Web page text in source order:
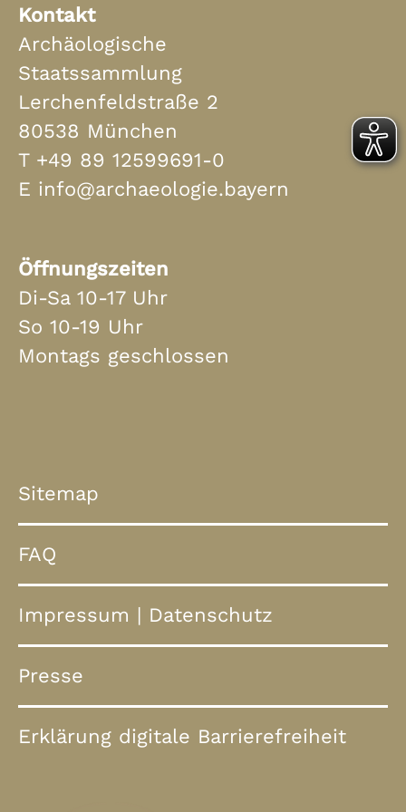
Kontakt
Archäologische
Staatssammlung
Lerchenfeldstraße 2
80538 München
T +49 89 12599691-0
E info@archaeologie.bayern
Öffnungszeiten
Di-Sa 10-17 Uhr
So 10-19 Uhr
Montags geschlossen
Sitemap
FAQ
Impressum | Datenschutz
Presse
Erklärung digitale Barrierefreiheit